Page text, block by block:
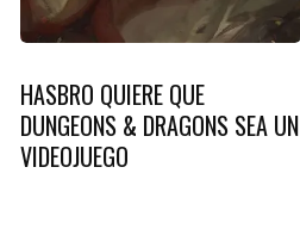
HASBRO QUIERE QUE
DUNGEONS & DRAGONS SEA UN
VIDEOJUEGO